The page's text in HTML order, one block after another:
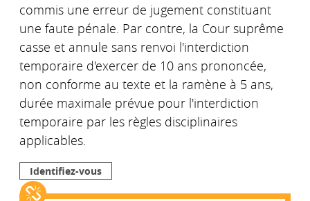
commis une erreur de jugement constituant
une faute pénale. Par contre, la Cour suprême
casse et annule sans renvoi l'interdiction
temporaire d'exercer de 10 ans prononcée,
non conforme au texte et la ramène à 5 ans,
durée maximale prévue pour l'interdiction
temporaire par les règles disciplinaires
applicables.
Identifiez-vous